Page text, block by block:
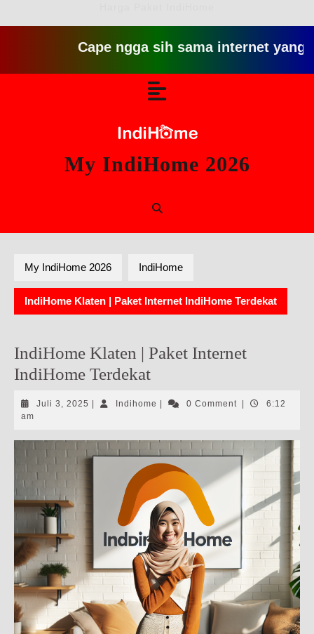
Cape ngga sih sama internet yang
My IndiHome 2026
My IndiHome 2026 IndiHome
IndiHome Klaten | Paket Internet IndiHome Terdekat
IndiHome Klaten | Paket Internet
IndiHome Terdekat
Juli 3, 2025 Juli
Indihome Indihome0 Comment
6:12
am